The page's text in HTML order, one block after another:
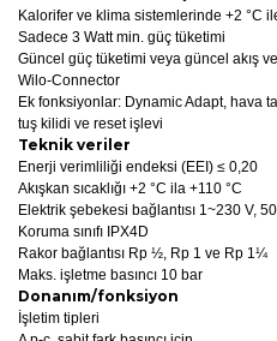
Kalorifer ve klima sistemlerinde +2 °C
Sadece 3 Watt min. güç tüketimi
Güncel güç tüketimi veya güncel akış
Wilo-Connector
Ek fonksiyonlar: Dynamic Adapt, hava
tuş kilidi ve reset işlevi
Teknik veriler
Enerji verimliliği endeksi (EEI) ≤ 0,20
Akışkan sıcaklığı +2 °C ila +110 °C
Elektrik şebekesi bağlantısı 1~230 V,
Koruma sınıfı IPX4D
Rakor bağlantısı Rp ½, Rp 1 ve Rp 1¼
Maks. işletme basıncı 10 bar
Donanım/fonksiyon
İşletim tipleri